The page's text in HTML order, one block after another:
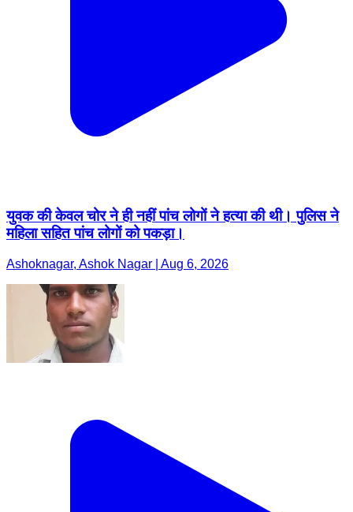
युवक की केवल चोर ने ही नहीं पांच लोगों ने हत्या की थी। पुलिस ने
महिला सहित पांच लोगों को पकड़ा।
Ashoknagar, Ashok Nagar | Aug 6, 2026